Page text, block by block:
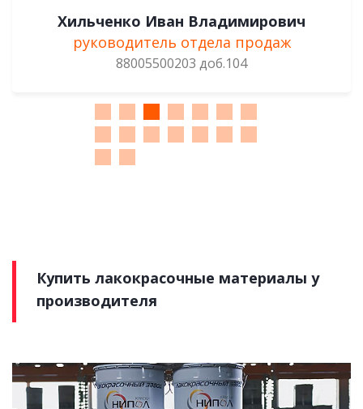
Гребёнкин Алексей Петрович
менеджер отдела продаж
88005500203 доб. 131
Купить лакокрасочные материалы у
производителя